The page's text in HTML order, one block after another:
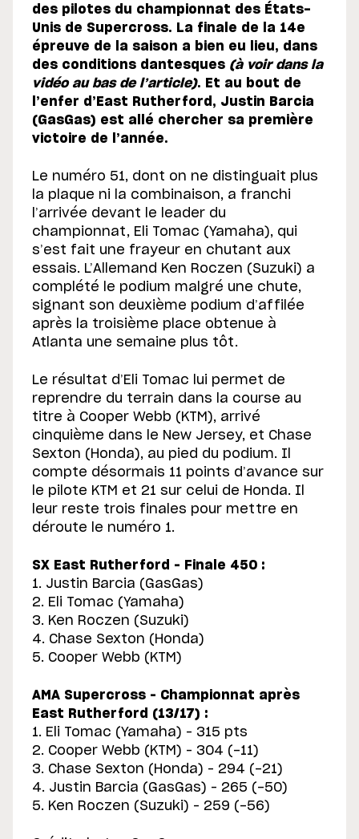
des pilotes du championnat des États-
Unis de Supercross. La finale de la 14e
épreuve de la saison a bien eu lieu, dans
des conditions dantesques (à voir dans la
vidéo au bas de l’article). Et au bout de
l’enfer d’East Rutherford, Justin Barcia
(GasGas) est allé chercher sa première
victoire de l’année.
Le numéro 51, dont on ne distinguait plus
la plaque ni la combinaison, a franchi
l’arrivée devant le leader du
championnat, Eli Tomac (Yamaha), qui
s’est fait une frayeur en chutant aux
essais. L’Allemand Ken Roczen (Suzuki) a
complété le podium malgré une chute,
signant son deuxième podium d’affilée
après la troisième place obtenue à
Atlanta une semaine plus tôt.
Le résultat d’Eli Tomac lui permet de
reprendre du terrain dans la course au
titre à Cooper Webb (KTM), arrivé
cinquième dans le New Jersey, et Chase
Sexton (Honda), au pied du podium. Il
compte désormais 11 points d’avance sur
le pilote KTM et 21 sur celui de Honda. Il
leur reste trois finales pour mettre en
déroute le numéro 1.
SX East Rutherford – Finale 450 :
1. Justin Barcia (GasGas)
2. Eli Tomac (Yamaha)
3. Ken Roczen (Suzuki)
4. Chase Sexton (Honda)
5. Cooper Webb (KTM)
AMA Supercross – Championnat après
East Rutherford (13/17) :
1. Eli Tomac (Yamaha) – 315 pts
2. Cooper Webb (KTM) – 304 (-11)
3. Chase Sexton (Honda) – 294 (-21)
4. Justin Barcia (GasGas) – 265 (-50)
5. Ken Roczen (Suzuki) – 259 (-56)